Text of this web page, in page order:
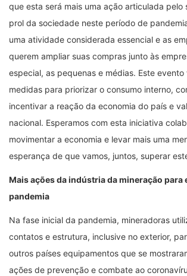
que esta será mais uma ação articulada pelo
prol da sociedade neste período de
uma atividade considerada essencial e as
querem ampliar suas compras junto às
especial, as pequenas e médias. Este
medidas para priorizar o consumo interno,
incentivar a reação da economia do país e
nacional. Esperamos com esta iniciativa
movimentar a economia e levar mais uma
esperança de que vamos, juntos, superar
Mais ações da indústria da mineração para
pandemia
Na fase inicial da pandemia, mineradoras
contatos e estrutura, inclusive no exterior,
outros países equipamentos que se
ações de prevenção e combate ao